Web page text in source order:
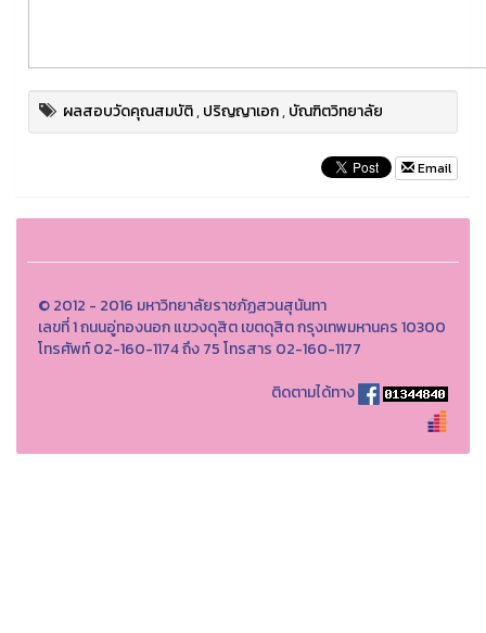
ผลสอบวัดคุณสมบัติ,ปริญญาเอก,บัณฑิตวิทยาลัย
Email
© 2012 - 2016 มหาวิทยาลัยราชภัฏสวนสุนันทา
เลขที่ 1 ถนนอู่ทองนอก แขวงดุสิต เขตดุสิต กรุงเทพมหานคร 10300
โทรศัพท์ 02-160-1174 ถึง 75 โทรสาร 02-160-1177
ติดตามได้ทาง